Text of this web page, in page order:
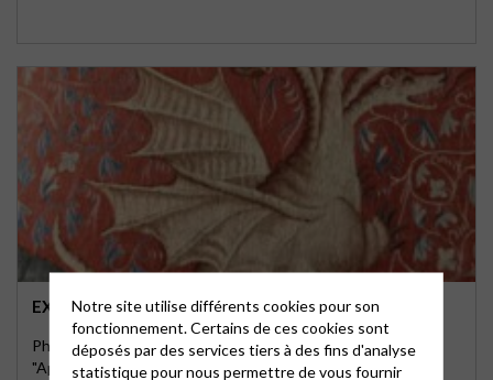
EXPOSITION « APOCALYPSE »
Photos prises par Suzanne O. à l'occasion de l'exposition
"Apocalypse" à Paris. Veuillez cliquer sur …
Notre site utilise différents cookies pour son
fonctionnement. Certains de ces cookies sont
déposés par des services tiers à des fins d'analyse
statistique pour nous permettre de vous fournir